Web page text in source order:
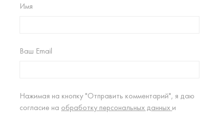
Имя
Ваш Email
Нажимая на кнопку "Отправить комментарий", я даю
согласие на обработку персональных данных и